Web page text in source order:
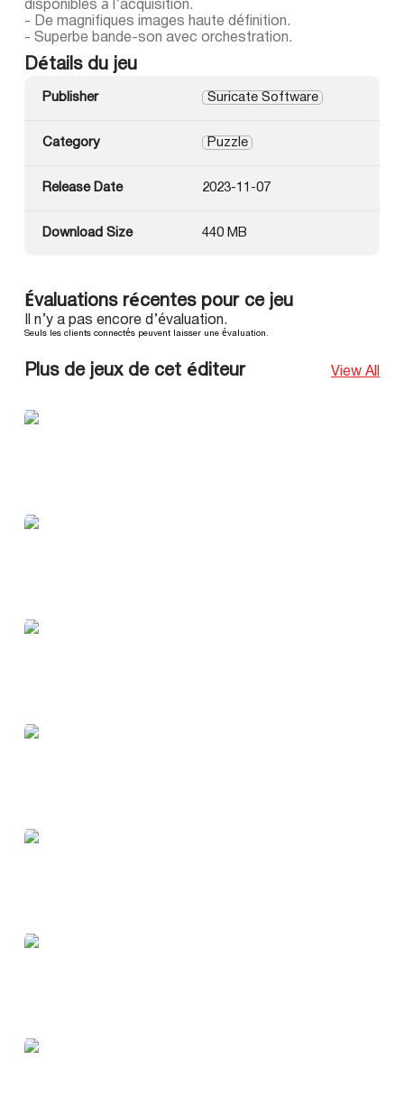
disponibles à l’acquisition.
- De magnifiques images haute définition.
- Superbe bande-son avec orchestration.
Détails du jeu
Publisher Suricate Software
Category Puzzle
Release Date 2023-11-07
Download Size 440 MB
Évaluations récentes pour ce jeu
Il n’y a pas encore d’évaluation.
Seuls les clients connectés peuvent laisser une évaluation.
Plus de jeux de cet éditeur View All